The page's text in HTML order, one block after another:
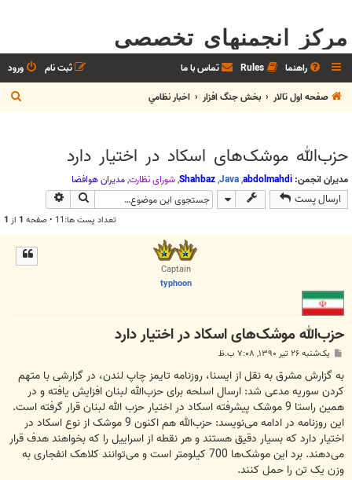
مرکز انجمنهای تخصصی
راهنما Rules تماس با ما ورود
ثبت نام
صفحه اول تالار
بخش جنگ افزار اخبار نظامي
س
حزب‌الله موشک‌های اسکاد در اختیار دارد
مدیران انجمن: abdolmahdi
,
Java
,
Shahbaz
,شوراي نظارت,مديران هوافضا
ارسال پست جستجو
تعداد پست ها:11 • صفحه 1 از 1
Captain
typhoon
حزب‌الله موشک‌های اسکاد در اختیار دارد
ت
یک‌شنبه ۲۶ تیر ۱۳۹۰, ۷:۰۸ ب.ظ
به گزارش مشرق به نقل از ایسنا، روزنامه تایمز چاپ لندن، در گزارشی با متهم
کردن سوریه مدعی شد: ارسال اسلحه برای حزب‌الله لبنان افزایش یافته و در
همین راستا 9 موشک پیشرفته اسکاد در اختیار حزب الله لبنان قرار گرفته است.
این روزنامه در ادامه می‌نویسد: حزب‌الله هم اکنون 9 موشک از نوع اسکاد در
اختیار دارد که بسیار دقیق هستند و هر نقطه از اسراییل را که بخواهند هدف قرار
می‌دهند. برد این موشک‌ها 700 کیلومتر است و می‌توانند کلاهک انفجاری به
وزن یک تن را حمل کنند.